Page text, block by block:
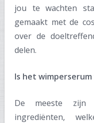
jou te wachten
gemaakt met de
over de
delen.
Is het wimperserum
De meeste zijn
ingrediënten,